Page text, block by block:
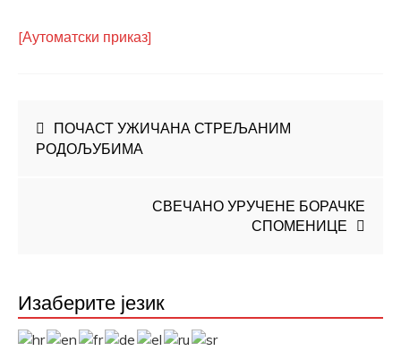
[Аутоматски приказ]
Кретање
чланка
ПОЧАСТ УЖИЧАНА СТРЕЉАНИМ
РОДОЉУБИМА
СВЕЧАНО УРУЧЕНЕ БОРАЧКЕ
СПОМЕНИЦЕ
Изаберите језик